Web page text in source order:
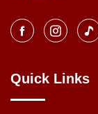
Quick Links